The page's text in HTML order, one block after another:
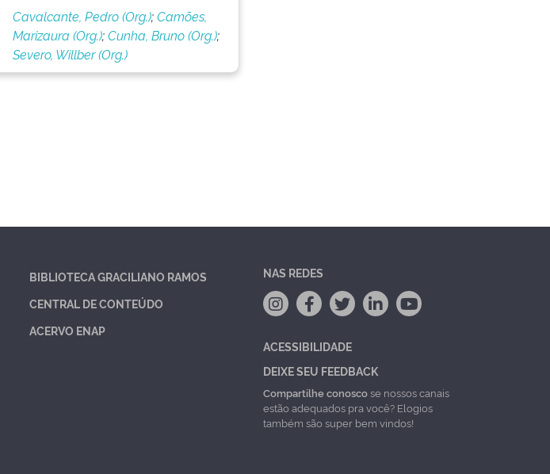
Cavalcante, Pedro (Org.);Camões,
Marizaura (Org.);Cunha, Bruno (Org.);
Severo, Willber (Org.)
BIBLIOTECA GRACILIANO RAMOS
CENTRAL DE CONTEÚDO
ACERVO ENAP
NAS REDES
ACESSIBILIDADE
DEIXE SEU FEEDBACK
Compartilhe conoscose nossos canais
estão adequados pra você? Elogios
também são super bem vindos!